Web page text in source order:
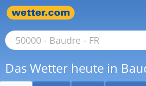
Das Wetter heute in